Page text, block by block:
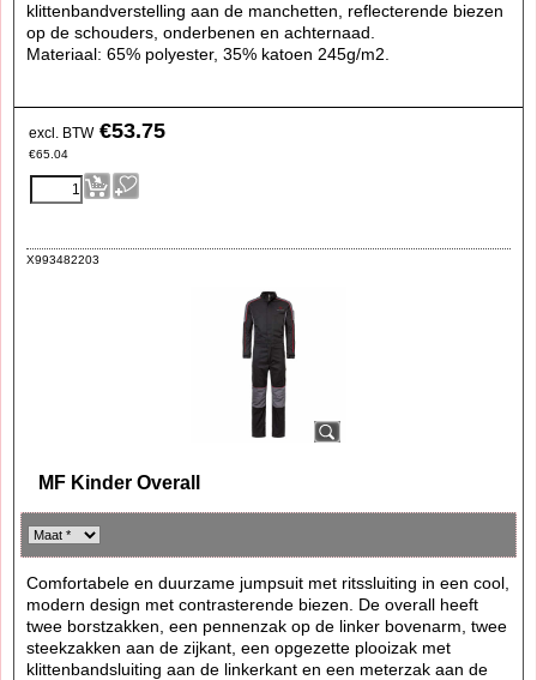
klittenbandverstelling aan de manchetten, reflecterende biezen
op de schouders, onderbenen en achternaad.
Materiaal: 65% polyester, 35% katoen 245g/m2.
excl. BTW €53.75
€65.04
X993482203
MF Kinder Overall
Comfortabele en duurzame jumpsuit met ritssluiting in een cool,
modern design met contrasterende biezen. De overall heeft
twee borstzakken, een pennenzak op de linker bovenarm, twee
steekzakken aan de zijkant, een opgezette plooizak met
klittenbandsluiting aan de linkerkant en een meterzak aan de